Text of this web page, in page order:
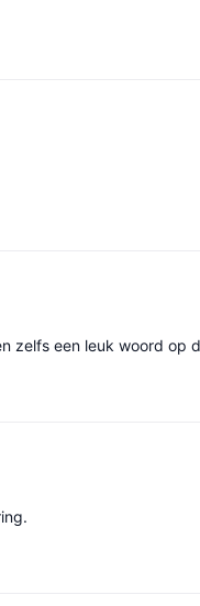
zelfs een leuk woord